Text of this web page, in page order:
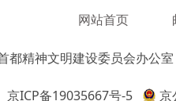
网站首页
都精神文明建设委员会办公室
京ICP备19035667号-5 京